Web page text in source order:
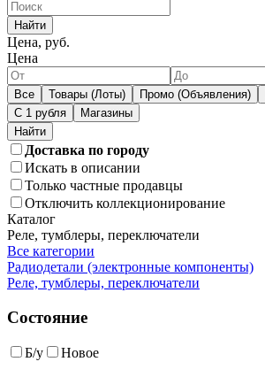
Найти
Цена, руб.
Цена
Все Товары (Лоты) Промо (Объявления)
С 1 рубля
Магазины
Доставка по городу
Искать в описании
Только частные продавцы
Отключить коллекционирование
Каталог
Реле, тумблеры, переключатели
Все категории
Радиодетали (электронные компоненты)
Реле, тумблеры, переключатели
Состояние
Б/у Новое